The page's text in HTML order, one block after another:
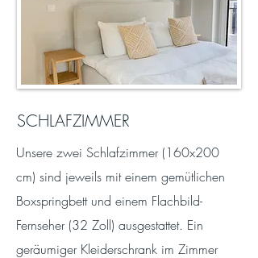
SCHLAFZIMMER
Unsere zwei Schlafzimmer (160x200
cm) sind jeweils mit einem gemütlichen
Boxspringbett und einem Flachbild-
Fernseher (32 Zoll) ausgestattet. Ein
geräumiger Kleiderschrank im Zimmer